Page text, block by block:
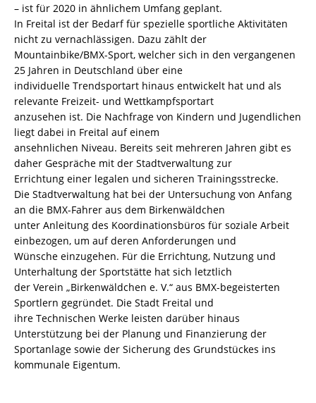
– ist für 2020 in ähnlichem Umfang geplant.
In Freital ist der Bedarf für spezielle sportliche Aktivitäten
nicht zu vernachlässigen. Dazu zählt der
Mountainbike/BMX-Sport, welcher sich in den vergangenen
25 Jahren in Deutschland über eine
individuelle Trendsportart hinaus entwickelt hat und als
relevante Freizeit- und Wettkampfsportart
anzusehen ist. Die Nachfrage von Kindern und Jugendlichen
liegt dabei in Freital auf einem
ansehnlichen Niveau. Bereits seit mehreren Jahren gibt es
daher Gespräche mit der Stadtverwaltung zur
Errichtung einer legalen und sicheren Trainingsstrecke.
Die Stadtverwaltung hat bei der Untersuchung von Anfang
an die BMX-Fahrer aus dem Birkenwäldchen
unter Anleitung des Koordinationsbüros für soziale Arbeit
einbezogen, um auf deren Anforderungen und
Wünsche einzugehen. Für die Errichtung, Nutzung und
Unterhaltung der Sportstätte hat sich letztlich
der Verein „Birkenwäldchen e. V.“ aus BMX-begeisterten
Sportlern gegründet. Die Stadt Freital und
ihre Technischen Werke leisten darüber hinaus
Unterstützung bei der Planung und Finanzierung der
Sportanlage sowie der Sicherung des Grundstückes ins
kommunale Eigentum.